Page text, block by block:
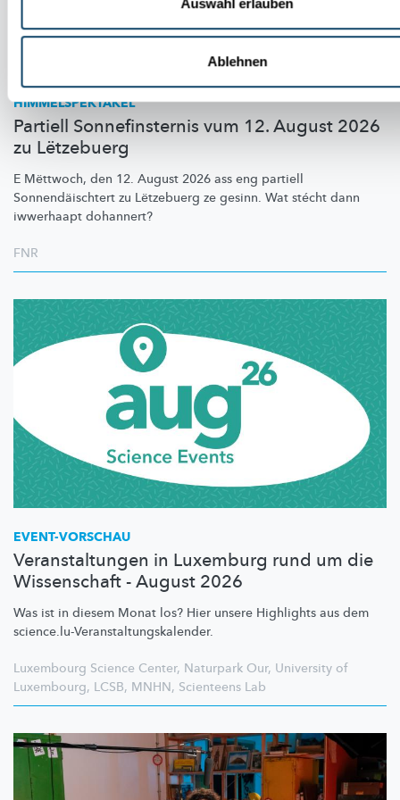
Ablehnen
HIMMELSPEKTAKEL
Partiell Sonnefinsternis vum 12. August 2026
zu Lëtzebuerg
E Mëttwoch, den 12. August 2026 ass eng partiell
Sonnendäischtert zu Lëtzebuerg ze gesinn. Wat stécht dann
iwwerhaapt dohannert?
FNR
EVENT-VORSCHAU
Veranstaltungen in Luxemburg rund um die
Wissenschaft - August 2026
Was ist in diesem Monat los? Hier unsere Highlights aus dem
science.lu-Veranstaltungskalender.
Luxembourg Science Center, Naturpark Our, University of
Luxembourg, LCSB, MNHN, Scienteens Lab